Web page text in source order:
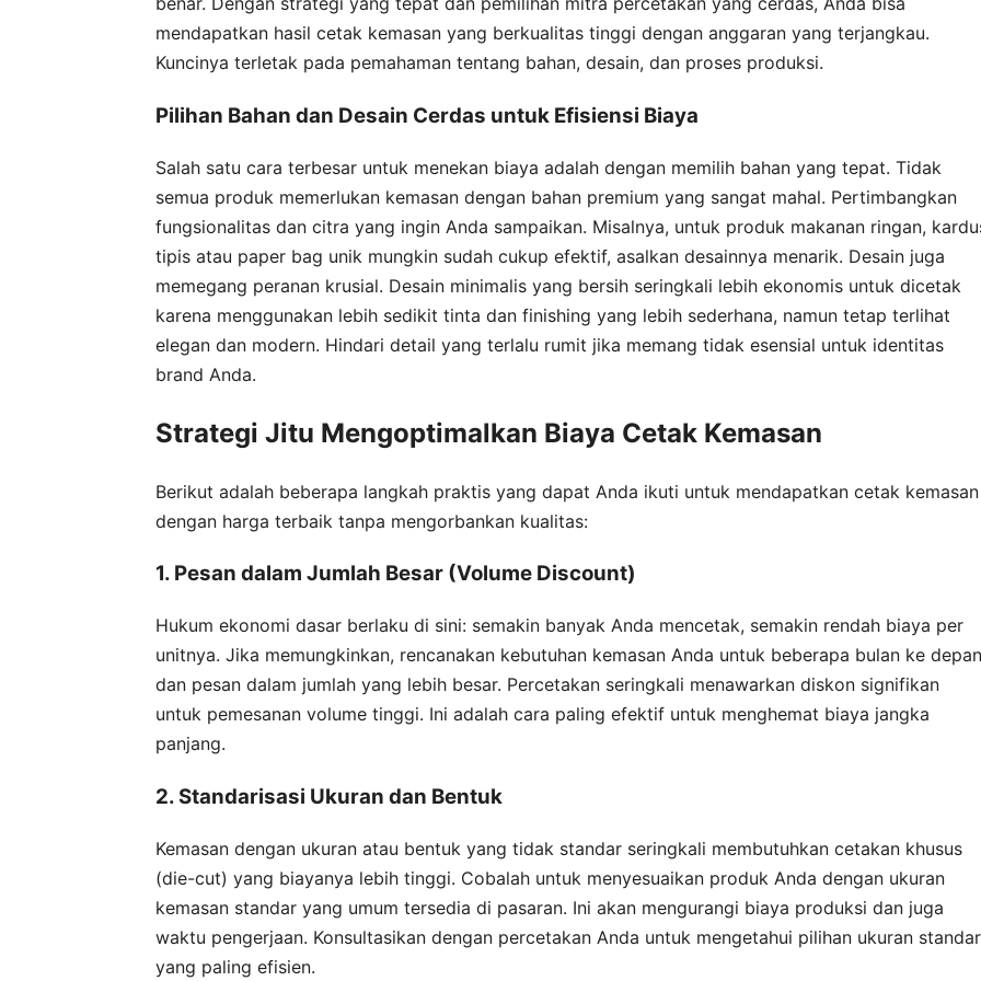
mendapatkan hasil cetak kemasan yang berkualitas tinggi dengan anggaran yang terjangkau.
Kuncinya terletak pada pemahaman tentang bahan, desain, dan proses produksi.
Pilihan Bahan dan Desain Cerdas untuk Efisiensi Biaya
Salah satu cara terbesar untuk menekan biaya adalah dengan memilih bahan yang tepat. Tidak
semua produk memerlukan kemasan dengan bahan premium yang sangat mahal. Pertimbangkan
fungsionalitas dan citra yang ingin Anda sampaikan. Misalnya, untuk produk makanan ringan,
tipis atau paper bag unik mungkin sudah cukup efektif, asalkan desainnya menarik. Desain juga
memegang peranan krusial. Desain minimalis yang bersih seringkali lebih ekonomis untuk dicetak
karena menggunakan lebih sedikit tinta dan finishing yang lebih sederhana, namun tetap terlihat
elegan dan modern. Hindari detail yang terlalu rumit jika memang tidak esensial untuk identitas
brand Anda.
Strategi Jitu Mengoptimalkan Biaya Cetak Kemasan
Berikut adalah beberapa langkah praktis yang dapat Anda ikuti untuk mendapatkan cetak kemasan
dengan harga terbaik tanpa mengorbankan kualitas:
1. Pesan dalam Jumlah Besar (Volume Discount)
Hukum ekonomi dasar berlaku di sini: semakin banyak Anda mencetak, semakin rendah biaya per
unitnya. Jika memungkinkan, rencanakan kebutuhan kemasan Anda untuk beberapa bulan ke depan
dan pesan dalam jumlah yang lebih besar. Percetakan seringkali menawarkan diskon signifikan
untuk pemesanan volume tinggi. Ini adalah cara paling efektif untuk menghemat biaya jangka
panjang.
2. Standarisasi Ukuran dan Bentuk
Kemasan dengan ukuran atau bentuk yang tidak standar seringkali membutuhkan cetakan khusus
(die-cut) yang biayanya lebih tinggi. Cobalah untuk menyesuaikan produk Anda dengan ukuran
kemasan standar yang umum tersedia di pasaran. Ini akan mengurangi biaya produksi dan juga
waktu pengerjaan. Konsultasikan dengan percetakan Anda untuk mengetahui pilihan ukuran standar
yang paling efisien.